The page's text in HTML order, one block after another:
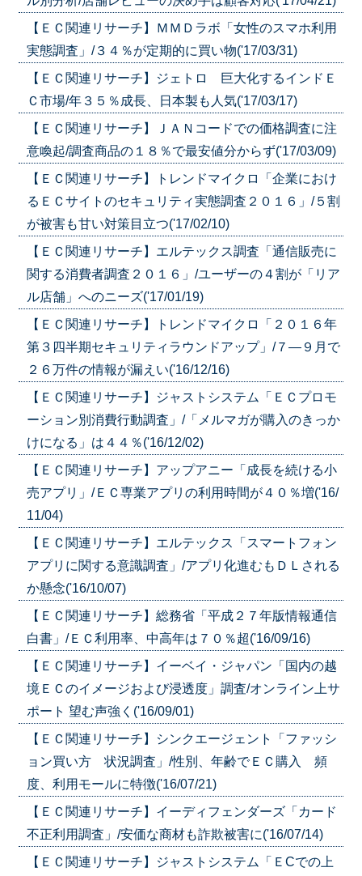
【ＥＣ関連リサーチ】ＭＭＤラボ「女性のスマホ利用
実態調査」/３４％が定期的に買い物('17/03/31)
【ＥＣ関連リサーチ】ジェトロ 巨大化するインドＥ
Ｃ市場/年３５％成長、日本製も人気('17/03/17)
【ＥＣ関連リサーチ】ＪＡＮコードでの価格調査に注
意喚起/調査商品の１８％で最安値分からず('17/03/09)
【ＥＣ関連リサーチ】トレンドマイクロ「企業におけ
るＥＣサイトのセキュリティ実態調査２０１６」/５割
が被害も甘い対策目立つ('17/02/10)
【ＥＣ関連リサーチ】エルテックス調査「通信販売に
関する消費者調査２０１６」/ユーザーの４割が「リア
ル店舗」へのニーズ('17/01/19)
【ＥＣ関連リサーチ】トレンドマイクロ「２０１６年
第３四半期セキュリティラウンドアップ」/７―９月で
２６万件の情報が漏えい('16/12/16)
【ＥＣ関連リサーチ】ジャストシステム「ＥＣプロモ
ーション別消費行動調査」/「メルマガが購入のきっか
けになる」は４４％('16/12/02)
【ＥＣ関連リサーチ】アップアニー「成長を続ける小
売アプリ」/ＥＣ専業アプリの利用時間が４０％増('16/
11/04)
【ＥＣ関連リサーチ】エルテックス「スマートフォン
アプリに関する意識調査」/アプリ化進むもＤＬされる
か懸念('16/10/07)
【ＥＣ関連リサーチ】総務省「平成２７年版情報通信
白書」/ＥＣ利用率、中高年は７０％超('16/09/16)
【ＥＣ関連リサーチ】イーベイ・ジャパン「国内の越
境ＥＣのイメージおよび浸透度」調査/オンライン上サ
ポート 望む声強く('16/09/01)
【ＥＣ関連リサーチ】シンクエージェント「ファッシ
ョン買い方 状況調査」/性別、年齢でＥＣ購入 頻
度、利用モールに特徴('16/07/21)
【ＥＣ関連リサーチ】イーディフェンダーズ「カード
不正利用調査」/安価な商材も詐欺被害に('16/07/14)
【ＥＣ関連リサーチ】ジャストシステム「ＥCでの上